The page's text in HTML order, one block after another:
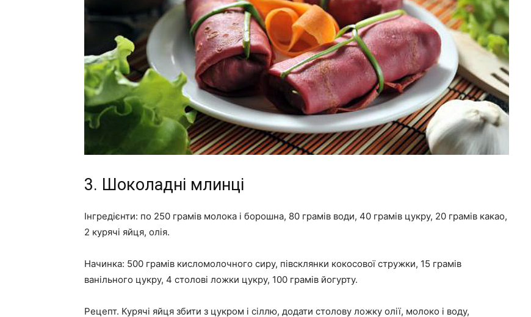
3. Шоколадні млинці
Інгредієнти: по 250 грамів молока і борошна, 80 грамів води, 40 грамів цукру, 20 грамів какао,
2 курячі яйця, олія.
Начинка: 500 грамів кисломолочного сиру, півсклянки кокосової стружки, 15 грамів
ванільного цукру, 4 столові ложки цукру, 100 грамів йогурту.
Рецепт. Курячі яйця збити з цукром і сіллю, додати столову ложку олії, молоко і воду,